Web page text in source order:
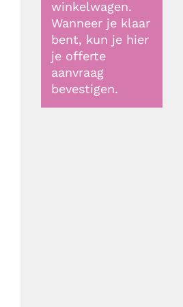
winkelwagen.
Wanneer je klaar
bent, kun je hier
je offerte
aanvraag
bevestigen.